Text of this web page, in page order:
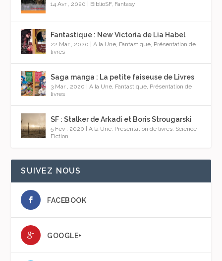
14 Avr , 2020 BiblioSF, Fantasy
Fantastique : New Victoria de Lia Habel
22 Mar , 2020 |A la Une, Fantastique, Présentation de
livres
Saga manga : La petite faiseuse de Livres
3 Mar , 2020 |A la Une, Fantastique, Présentation de
livres
SF : Stalker de Arkadi et Boris Strougarski
5 Fév , 2020 |A la Une, Présentation de livres, Science-
Fiction
SUIVEZ NOUS
FACEBOOK
GOOGLE+